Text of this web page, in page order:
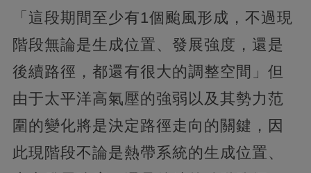
「這段期間至少有1個颱風形成，不過現
階段無論是生成位置、發展強度，還是
後續路徑，都還有很大的調整空間」但
由于太平洋高氣壓的強弱以及其勢力范
圍的變化將是決定路徑走向的關鍵，因
此現階段不論是熱帶系統的生成位置、